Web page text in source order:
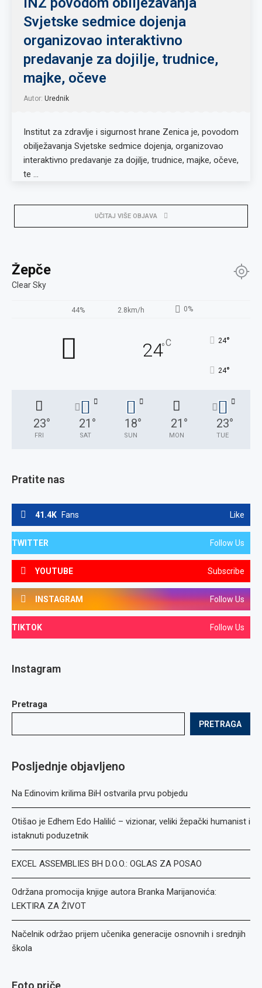
Svjetske sedmice dojenja
organizovao interaktivno
predavanje za dojilje, trudnice,
majke, očeve
Autor: Urednik
Institut za zdravlje i sigurnost hrane Zenica je, povodom
obilježavanja Svjetske sedmice dojenja, organizovao
interaktivno predavanje za dojilje, trudnice, majke, očeve,
te …
UČITAJ VIŠE OBJAVA
Žepče
Clear Sky
44% 2.8km/h 0%
24°C 24°
24°
23°
FRI
21 °
SAT
18°
SUN
21 °
MON
23°
TUE
Pratite nas
41.4K Fans Like
TWITTER Follow Us
YOUTUBE Subscribe
INSTAGRAM Follow Us
TIKTOK Follow Us
Instagram
Pretraga
PRETRAGA
Posljednje objavljeno
Na Edinovim krilima BiH ostvarila prvu pobjedu
Otišao je Edhem Edo Halilić – vizionar, veliki žepački humanist i
istaknuti poduzetnik
EXCEL ASSEMBLIES BH D.O.O.: OGLAS ZA POSAO
Održana promocija knjige autora Branka Marijanovića:
LEKTIRA ZA ŽIVOT
Načelnik održao prijem učenika generacije osnovnih i srednjih
škola
Foto priče